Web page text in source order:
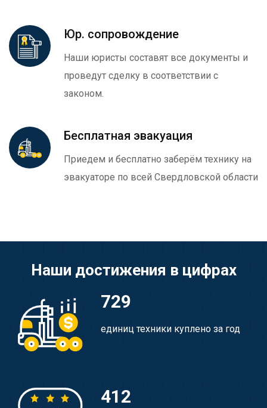
Юр. сопровождение
Наши юристы составят все документы и
проведут сделку в соответствии с
законом.
Бесплатная эвакуация
Приедем и бесплатно заберём технику на
эвакуаторе по всей Свердловской области
Наши достижения в цифрах
729
единиц техники куплено за год
412